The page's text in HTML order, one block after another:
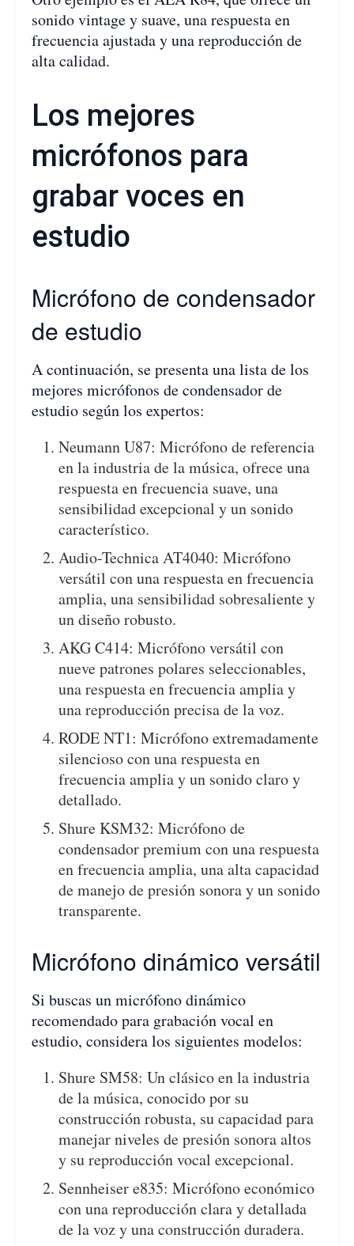
sonido vintage y suave, una respuesta en
frecuencia ajustada y una reproducción de
alta calidad.
Los mejores
micrófonos para
grabar voces en
estudio
Micrófono de condensador
de estudio
A continuación, se presenta una lista de los
mejores micrófonos de condensador de
estudio según los expertos:
Neumann U87: Micrófono de referencia
en la industria de la música, ofrece una
respuesta en frecuencia suave, una
sensibilidad excepcional y un sonido
característico.
Audio-Technica AT4040: Micrófono
versátil con una respuesta en frecuencia
amplia, una sensibilidad sobresaliente y
un diseño robusto.
AKG C414: Micrófono versátil con
nueve patrones polares seleccionables,
una respuesta en frecuencia amplia y
una reproducción precisa de la voz.
RODE NT1: Micrófono extremadamente
silencioso con una respuesta en
frecuencia amplia y un sonido claro y
detallado.
Shure KSM32: Micrófono de
condensador premium con una respuesta
en frecuencia amplia, una alta capacidad
de manejo de presión sonora y un sonido
transparente.
Micrófono dinámico versátil
Si buscas un micrófono dinámico
recomendado para grabación vocal en
estudio, considera los siguientes modelos:
Shure SM58: Un clásico en la industria
de la música, conocido por su
construcción robusta, su capacidad para
manejar niveles de presión sonora altos
y su reproducción vocal excepcional.
Sennheiser e835: Micrófono económico
con una reproducción clara y detallada
de la voz y una construcción duradera.